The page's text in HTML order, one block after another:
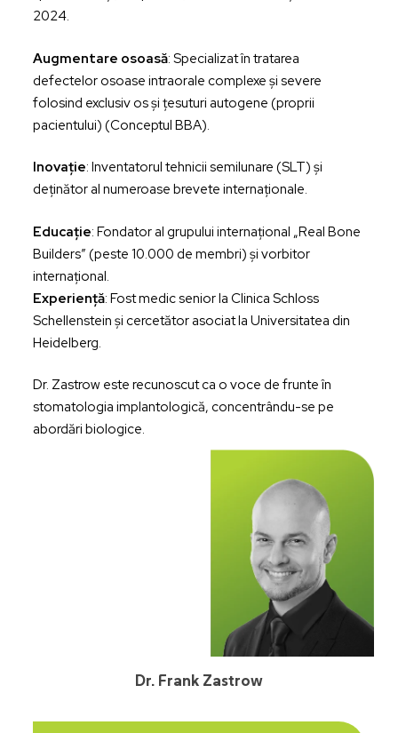
2024.
Augmentare osoasă: Specializat în tratarea
defectelor osoase intraorale complexe și severe
folosind exclusiv os și țesuturi autogene (proprii
pacientului) (Conceptul BBA).
Inovație: Inventatorul tehnicii semilunare (SLT) și
deținător al numeroase brevete internaționale.
Educație: Fondator al grupului internațional „Real Bone
Builders” (peste 10.000 de membri) și vorbitor
internațional.
Experiență: Fost medic senior la Clinica Schloss
Schellenstein și cercetător asociat la Universitatea din
Heidelberg.
Dr. Zastrow este recunoscut ca o voce de frunte în
stomatologia implantologică, concentrându-se pe
abordări biologice.
Dr. Frank Zastrow